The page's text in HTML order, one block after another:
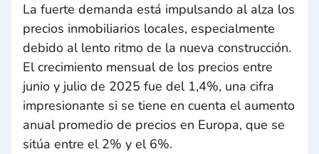
La fuerte demanda está impulsando al alza los
precios inmobiliarios locales, especialmente
debido al lento ritmo de la nueva construcción.
El crecimiento mensual de los precios entre
junio y julio de 2025 fue del 1,4%, una cifra
impresionante si se tiene en cuenta el aumento
anual promedio de precios en Europa, que se
sitúa entre el 2% y el 6%.